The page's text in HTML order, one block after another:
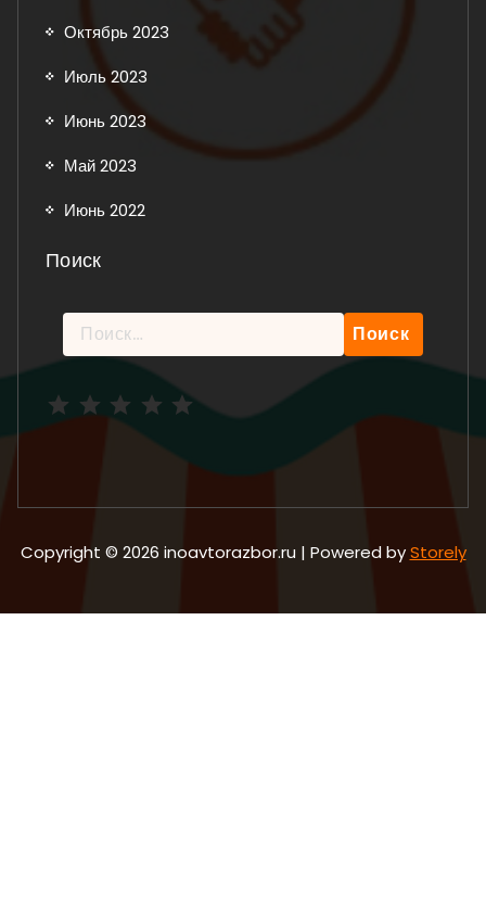
Октябрь 2023
Июль 2023
Июнь 2023
Май 2023
Июнь 2022
Поиск
Найти:
Copyright © 2026 inoavtorazbor.ru | Powered byStorely